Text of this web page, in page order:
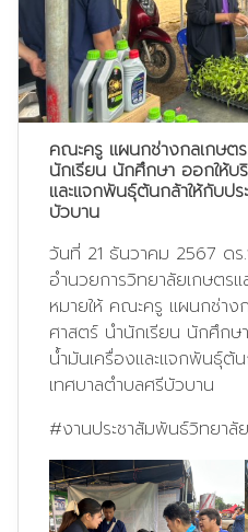
คณะครู แผนกช่างกลเกษต
นักเรียน นักศึกษา ออกให้บ
และแจกพันธ์ุต้นกล้าให้กับป
บัวบาน
วันที่ 21 ธันวาคม 2567 ด
อำนวยการวิทยาลัยเกษตร
หมายให้ คณะครู แผนกช่าง
ศาสตร์ นำนักเรียน นักศึกษ
น้ำมันเครื่องและแจกพันธ์ุต้
เทศบาลตำบลศรีบัวบาน
#งานประชาสัมพันธ์วิทยาลั